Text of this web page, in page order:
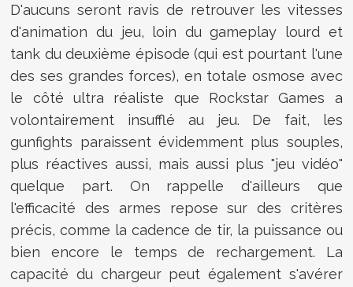
D'aucuns seront ravis de retrouver les vitesses
d'animation du jeu, loin du gameplay lourd et
tank du deuxième épisode (qui est pourtant l'une
des ses grandes forces), en totale osmose avec
le côté ultra réaliste que Rockstar Games a
volontairement insufflé au jeu. De fait, les
gunfights paraissent évidemment plus souples,
plus réactives aussi, mais aussi plus "jeu vidéo"
quelque part. On rappelle d'ailleurs que
l'efficacité des armes repose sur des critères
précis, comme la cadence de tir, la puissance ou
bien encore le temps de rechargement. La
capacité du chargeur peut également s'avérer